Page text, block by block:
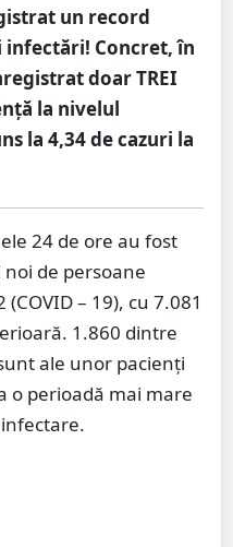
un record
Concret, în
doar TREI
la nivelul
la 4,34 de cazuri la
24 de ore au fost
de persoane
(COVID – 19), cu 7.081
1.860 dintre
ale unor pacienți
o perioadă mai mare